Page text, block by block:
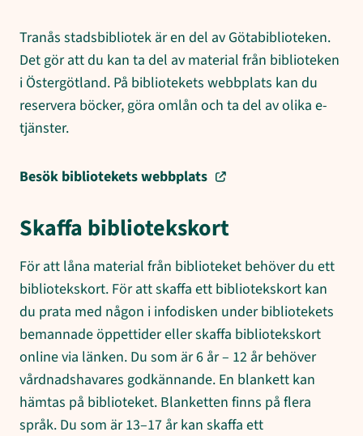
Tranås stadsbibliotek är en del av Götabiblioteken.
Det gör att du kan ta del av material från biblioteken
i Östergötland. På bibliotekets webbplats kan du
reservera böcker, göra omlån och ta del av olika e-
tjänster.
Besök bibliotekets webbplats
Skaffa bibliotekskort
För att låna material från biblioteket behöver du ett
bibliotekskort. För att skaffa ett bibliotekskort kan
du prata med någon i infodisken under bibliotekets
bemannade öppettider eller skaffa bibliotekskort
online via länken. Du som är 6 år – 12 år behöver
vårdnadshavares godkännande. En blankett kan
hämtas på biblioteket. Blanketten finns på flera
språk. Du som är 13–17 år kan skaffa ett